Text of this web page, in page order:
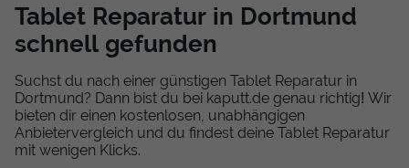
Tablet Reparatur in Dortmund
schnell gefunden
Suchst du nach einer günstigen Tablet Reparatur in
Dortmund? Dann bist du bei kaputt.de genau richtig! Wir
bieten dir einen kostenlosen, unabhängigen
Anbietervergleich und du findest deine Tablet Reparatur
mit wenigen Klicks.